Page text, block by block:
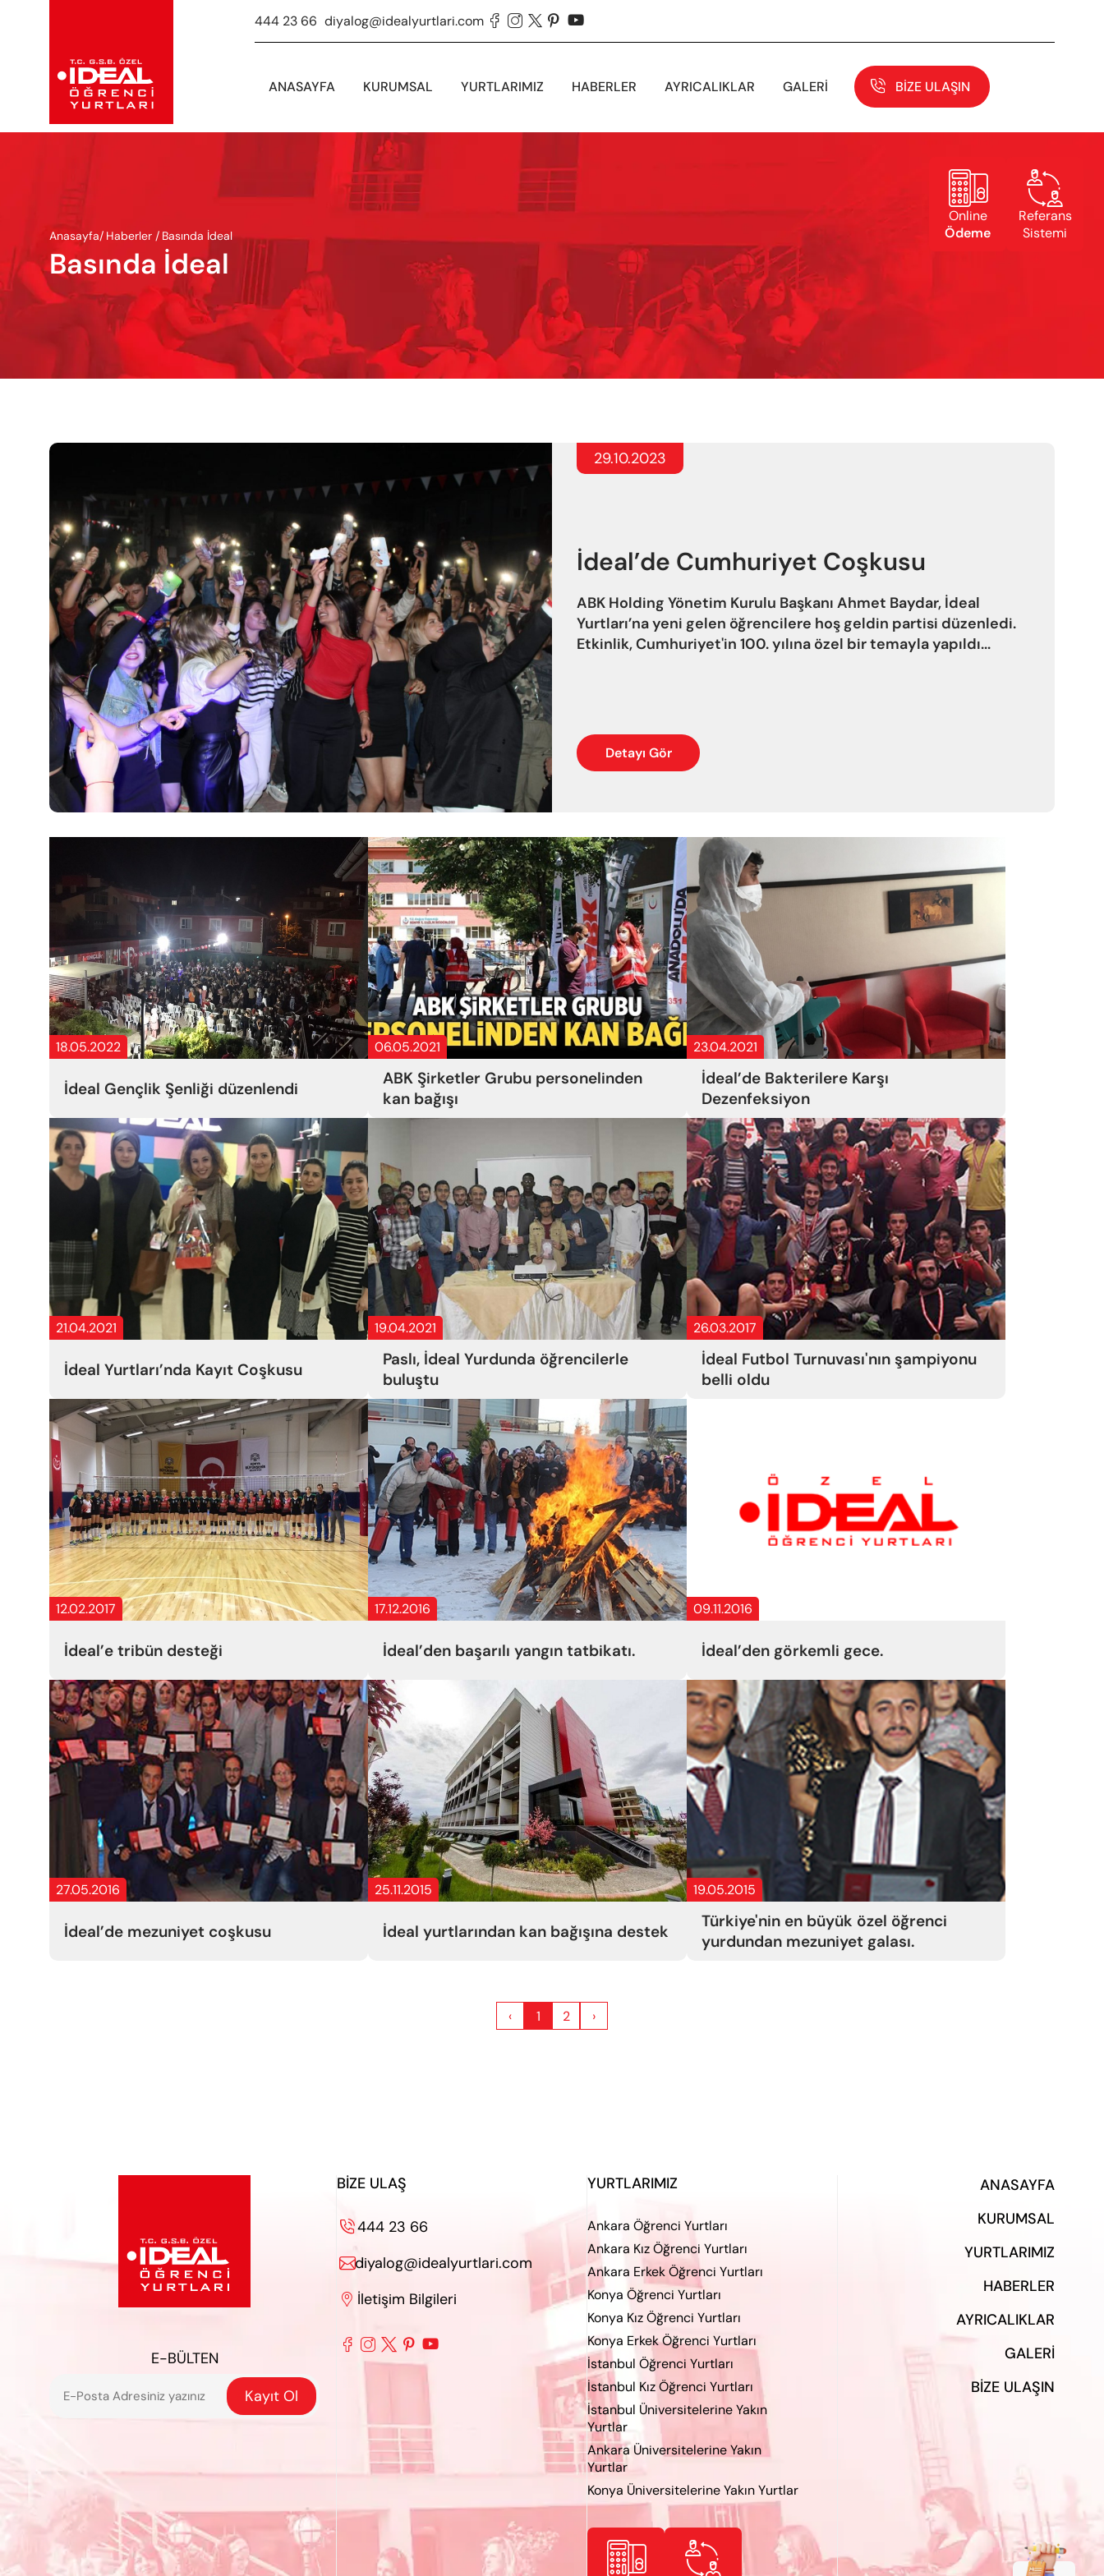
444 23 66 diyalog@idealyurtlari.com     
ANASAYFA KURUMSAL YURTLARIMIZ HABERLER AYRICALIKLAR GALERI BIZE ULAŞIN
Anasayfa/ Haberler / Basında İdeal
Basında İdeal

Online
Ödeme

Referans
Sistemi
29.10.2023
İdeal’de Cumhuriyet Coşkusu
ABK Holding Yönetim Kurulu Başkanı Ahmet Baydar, İdeal
Yurtları’na yeni gelen öğrencilere hoş geldin partisi düzenledi.
Etkinlik, Cumhuriyet'in 100. yılına özel bir temayla yapıldı...
Detayı Gör
18.05.2022
İdeal Gençlik Şenliği düzenlendi
06.05.2021
ABK Şirketler Grubu personelinden
kan bağışı
23.04.2021
İdeal’de Bakterilere Karşı
Dezenfeksiyon
21.04.2021
İdeal Yurtları’nda Kayıt Coşkusu
19.04.2021
Paslı, İdeal Yurdunda öğrencilerle
buluştu
26.03.2017
İdeal Futbol Turnuvası'nın şampiyonu
belli oldu
12.02.2017
İdeal’e tribün desteği
17.12.2016
İdeal’den başarılı yangın tatbikatı.
09.11.2016
İdeal’den görkemli gece.
27.05.2016
İdeal’de mezuniyet coşkusu
25.11.2015
İdeal yurtlarından kan bağışına destek
19.05.2015
Türkiye'nin en büyük özel öğrenci
yurdundan mezuniyet galası.
‹ 1 2 ›
E-BÜLTEN
Kayıt Ol
BIZE ULAŞ
444 23 66
diyalog@idealyurtlari.com
 İletişim Bilgileri
    
YURTLARIMIZ
Ankara Öğrenci Yurtları
Ankara Kız Öğrenci Yurtları
Ankara Erkek Öğrenci Yurtları
Konya Öğrenci Yurtları
Konya Kız Öğrenci Yurtları
Konya Erkek Öğrenci Yurtları
İstanbul Öğrenci Yurtları
İstanbul Kız Öğrenci Yurtları
İstanbul Üniversitelerine Yakın
Yurtlar
Ankara Üniversitelerine Yakın
Yurtlar
Konya Üniversitelerine Yakın Yurtlar
 
ANASAYFA
KURUMSAL
YURTLARIMIZ
HABERLER
AYRICALIKLAR
GALERI
BIZE ULAŞIN